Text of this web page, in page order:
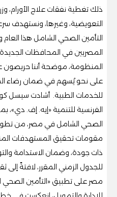
ذلك تغطية نفقات علاج الأورام،
التعويضية، وغيرها، ونستهدف
التأمين الصحي الشامل هذا العام
المصريين في المحافظات
المنظومة، موضحة أننا حريصون
على نحو يُسهم في ضمان رضاء
للخدمات الطبية. أشادت سيسل
الفرنسية للتنمية «إيه. إف. دي»،
الصحي الشامل في مصر، من
مقومات تحقيق المستهدفات
ذات جودة، وضمان الاستدامة
للجدول الزمني المقرر، لافتةً
مصر على تطبيق «التأمين